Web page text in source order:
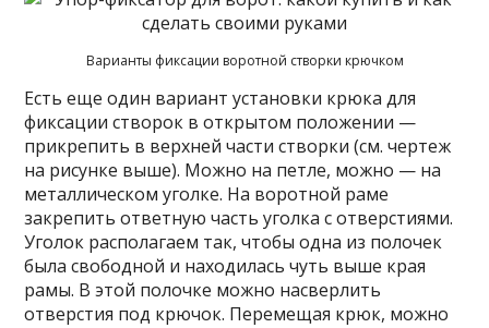
Варианты фиксации воротной створки крючком
Есть еще один вариант установки крюка для
фиксации створок в открытом положении —
прикрепить в верхней части створки (см. чертеж
на рисунке выше). Можно на петле, можно — на
металлическом уголке. На воротной раме
закрепить ответную часть уголка с отверстиями.
Уголок располагаем так, чтобы одна из полочек
была свободной и находилась чуть выше края
рамы. В этой полочке можно насверлить
отверстия под крючок. Перемещая крюк, можно